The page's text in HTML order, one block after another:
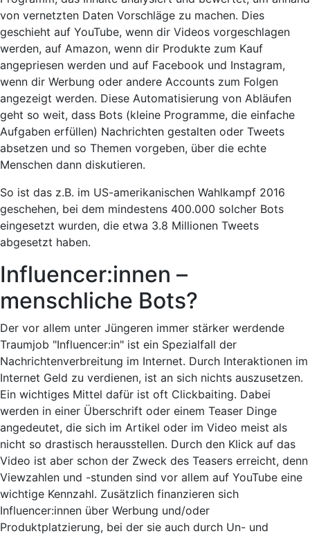
von vernetzten Daten Vorschläge zu machen. Dies
geschieht auf YouTube, wenn dir Videos vorgeschlagen
werden, auf Amazon, wenn dir Produkte zum Kauf
angepriesen werden und auf Facebook und Instagram,
wenn dir Werbung oder andere Accounts zum Folgen
angezeigt werden. Diese Automatisierung von Abläufen
geht so weit, dass Bots (kleine Programme, die einfache
Aufgaben erfüllen) Nachrichten gestalten oder Tweets
absetzen und so Themen vorgeben, über die echte
Menschen dann diskutieren.
So ist das z.B. im US-amerikanischen Wahlkampf 2016
geschehen, bei dem mindestens 400.000 solcher Bots
eingesetzt wurden, die etwa 3.8 Millionen Tweets
abgesetzt haben.
Influencer:innen –
menschliche Bots?
Der vor allem unter Jüngeren immer stärker werdende
Traumjob "Influencer:in" ist ein Spezialfall der
Nachrichtenverbreitung im Internet. Durch Interaktionen im
Internet Geld zu verdienen, ist an sich nichts auszusetzen.
Ein wichtiges Mittel dafür ist oft Clickbaiting. Dabei
werden in einer Überschrift oder einem Teaser Dinge
angedeutet, die sich im Artikel oder im Video meist als
nicht so drastisch herausstellen. Durch den Klick auf das
Video ist aber schon der Zweck des Teasers erreicht, denn
Viewzahlen und -stunden sind vor allem auf YouTube eine
wichtige Kennzahl. Zusätzlich finanzieren sich
Influencer:innen über Werbung und/oder
Produktplatzierung, bei der sie auch durch Un- und